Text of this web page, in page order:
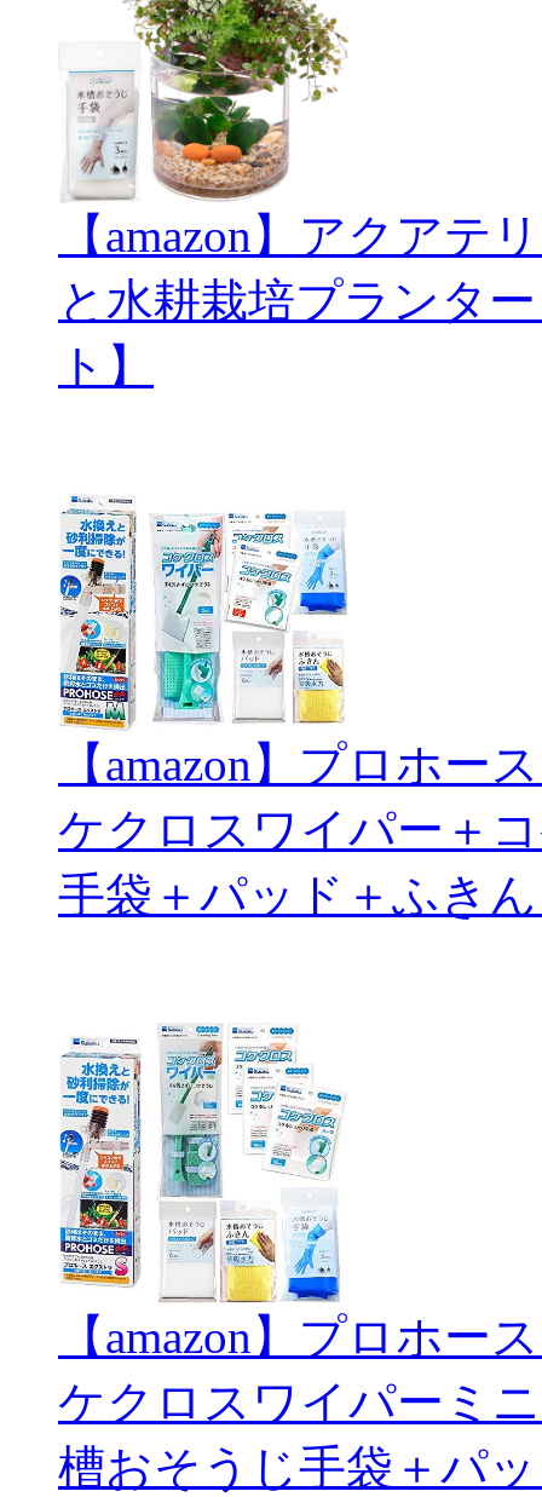
【amazon】アクアテ
と水耕栽培プランタ
ト】
【amazon】プロホ
ケクロスワイパー＋
手袋＋パッド＋ふき
【amazon】プロホー
ケクロスワイパーミ
槽おそうじ手袋＋パ